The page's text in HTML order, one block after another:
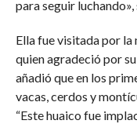
para seguir luchando»,
Ella fue visitada por la
quien agradeció por
añadió que en los
vacas, cerdos y
“Este huaico fue